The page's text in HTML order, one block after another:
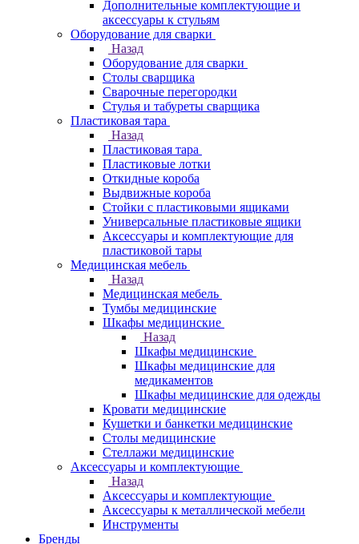
Дополнительные комплектующие и
аксессуары к стульям
Оборудование для сварки
Назад
Оборудование для сварки
Столы сварщика
Сварочные перегородки
Стулья и табуреты сварщика
Пластиковая тара
Назад
Пластиковая тара
Пластиковые лотки
Откидные короба
Выдвижные короба
Стойки с пластиковыми ящиками
Универсальные пластиковые ящики
Аксессуары и комплектующие для
пластиковой тары
Медицинская мебель
Назад
Медицинская мебель
Тумбы медицинские
Шкафы медицинские
Назад
Шкафы медицинские
Шкафы медицинские для
медикаментов
Шкафы медицинские для одежды
Кровати медицинские
Кушетки и банкетки медицинские
Столы медицинские
Стеллажи медицинские
Аксессуары и комплектующие
Назад
Аксессуары и комплектующие
Аксессуары к металлической мебели
Инструменты
Бренды